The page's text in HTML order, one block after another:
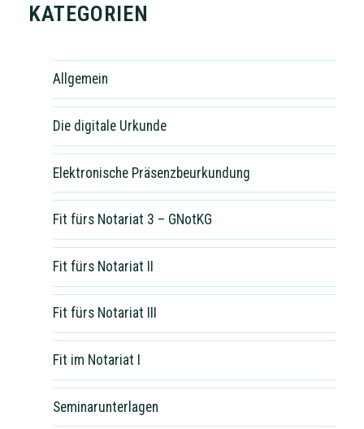
KATEGORIEN
Allgemein
Die digitale Urkunde
Elektronische Präsenzbeurkundung
Fit fürs Notariat 3 – GNotKG
Fit fürs Notariat II
Fit fürs Notariat III
Fit im Notariat I
Seminarunterlagen